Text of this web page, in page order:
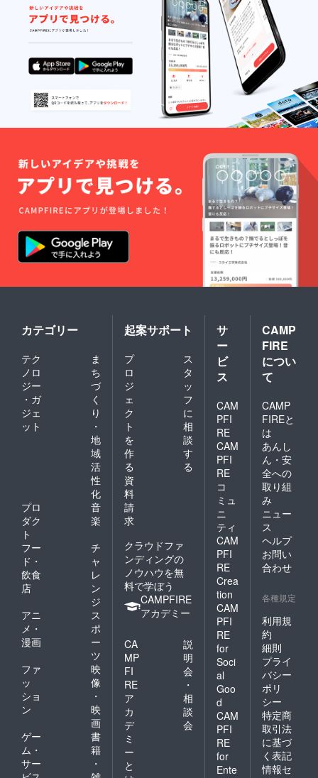
カテゴリー
テク
ノロ
ジー
・ガ
ジェ
ット
ま
ち
づ
く
り
・
地
域
活
性
化
プロ
ダク
ト
音
楽
フー
ド・
飲食
店
チ
ャ
レ
ン
ジ
アニ
メ・
漫画
ス
ポ
ー
ツ
ファ
ッ
ショ
ン
映
像
・
映
画
ゲー
ム・
サー
書
籍
・
起案サポート
プ
ロ
ジ
ェ
ク
ト
を
作
る
ス
タ
ッ
フ
に
相
談
す
る
資
料
請
求
クラウドファ
ンディングの
ノウハウを無
料で学ぼう
CAMPFIRE
アカデミー
CA
MP
FI
RE
ア
カ
デ
ミ
ー
と
説
明
会
・
相
談
会
サ
ー
ビ
ス
CAM
PFI
RE
CAM
PFI
RE
コ
ミュ
ニ
ティ
CAM
PFI
RE
Crea
tion
CAM
PFI
RE
for
Soci
al
Goo
d
CAM
PFI
RE
for
Ente
CAMP
FIRE
につい
て
CAMP
FIREと
は
あんし
ん・安
全への
取り組
み
ニュー
ス
ヘルプ
お問い
合わせ
各種規定
利用規
約
細則
プライ
バシー
ポリ
シー
特定商
取引法
に基づ
く表記
情報セ